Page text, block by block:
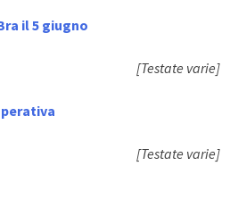
il 5 giugno
[Testate varie]
[Testate varie]